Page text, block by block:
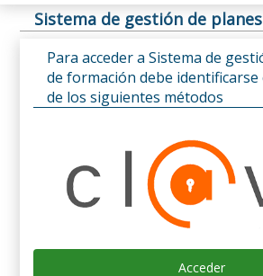
Sistema de gestión de
Para acceder a Sistema de
de formación debe
de los siguientes métodos
Acceder